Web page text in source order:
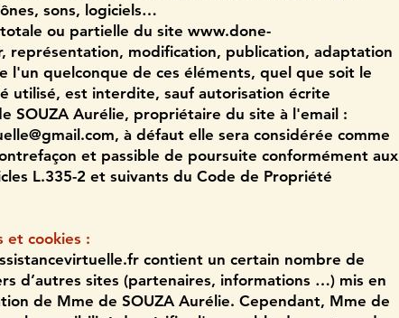
sons, logiciels…
ou partielle du site www.done-
, représentation, modification, publication, adaptation
l'un quelconque de ces éléments, quel que soit le
utilisé, est interdite, sauf autorisation écrite
SOUZA Aurélie, propriétaire du site à l'email :
, à défaut elle sera considérée comme
et passible de poursuite conformément aux
L.335-2 et suivants du Code de Propriété
et cookies :
contient un certain nombre de
d’autres sites (partenaires, informations …) mis en
de Mme de SOUZA Aurélie. Cependant, Mme de